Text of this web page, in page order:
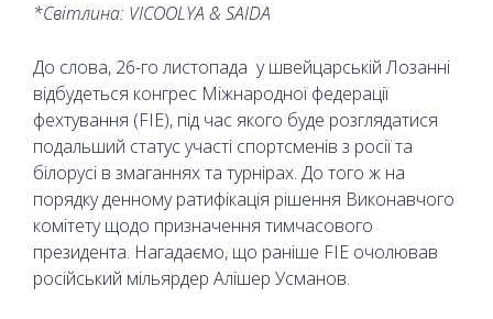
*Світлина: VICOOLYA & SAIDA
До слова, 26-го листопада у швейцарській Лозанні
відбудеться конгрес Міжнародної федерації
фехтування (FIE), під час якого буде розглядатися
подальший статус участі спортсменів з росії та
білорусі в змаганнях та турнірах. До того ж на
порядку денному ратифікація рішення Виконавчого
комітету щодо призначення тимчасового
президента. Нагадаємо, що раніше FIE очолював
російський мільярдер Алішер Усманов.